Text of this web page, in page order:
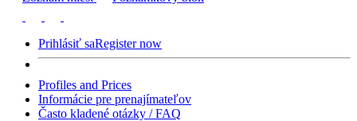
Prihlásiť saRegister now
Profiles and Prices
Informácie pre prenajímateľov
Často kladené otázky / FAQ